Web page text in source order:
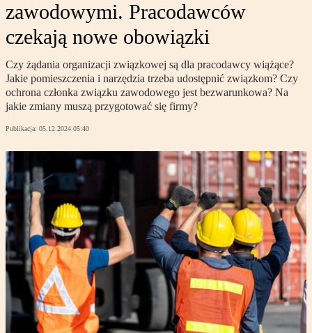
zawodowymi. Pracodawców
czekają nowe obowiązki
Czy żądania organizacji związkowej są dla pracodawcy wiążące?
Jakie pomieszczenia i narzędzia trzeba udostępnić związkom? Czy
ochrona członka związku zawodowego jest bezwarunkowa? Na
jakie zmiany muszą przygotować się firmy?
Publikacja: 05.12.2024 05:40